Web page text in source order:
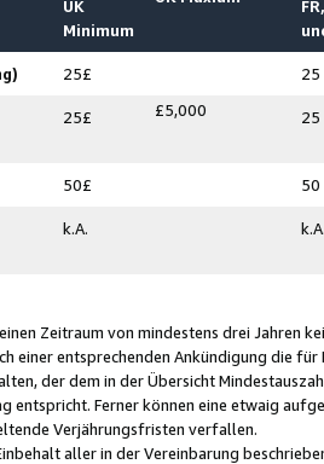
UK
Minimum
25£ 25
25£ £5,000 25
50£ 50
k.A.
Zeitraum von mindestens drei Jahren
einer entsprechenden Ankündigung die
der dem in der Übersicht
entspricht. Ferner können eine etwaig
Verjährungsfristen verfallen.
aller in der Vereinbarung